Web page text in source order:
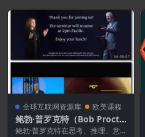
全球互联网资源库 欧美课程
鲍勃·普罗克特（Bob Procto
r）“思考致富”研讨会
鲍勃·普罗克特在思考、推理、意